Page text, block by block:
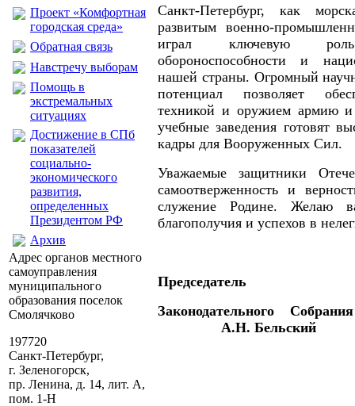
Проект «Комфортная
городская среда»
Обратная связь
Навстречу выборам
Помощь в
экстремальных
ситуациях
Достижение в СПб
показателей
социально-
экономического
развития,
определенных
Президентом РФ
Архив
Адрес органов местного
самоуправления
муниципального
образования поселок
Смолячково
197720
Санкт-Петербург,
г. Зеленогорск,
пр. Ленина, д. 14, лит. А,
пом. 1-Н
Санкт-Петербург, как
развитым военно-
играл ключевую
обороноспособности и
нашей страны. Огромный
потенциал позволяет
техникой и оружием армию
учебные заведения готовят
кадры для Вооруженных Сил.
Уважаемые защитники
самоотверженность и
служение Родине. Желаю
благополучия и успехов в
Председатель
Законодательного
А.Н. Бельский